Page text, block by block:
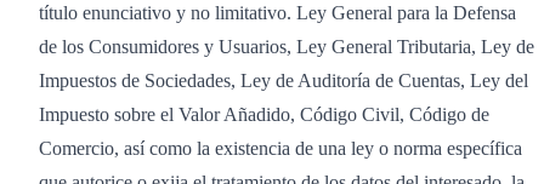
título enunciativo y no limitativo. Ley General para la Defensa
de los Consumidores y Usuarios, Ley General Tributaria, Ley de
Impuestos de Sociedades, Ley de Auditoría de Cuentas, Ley del
Impuesto sobre el Valor Añadido, Código Civil, Código de
Comercio, así como la existencia de una ley o norma específica